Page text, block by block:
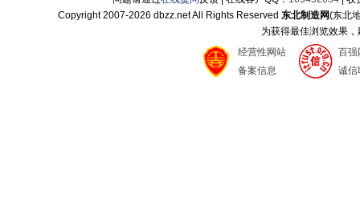
Copyright 2007-2026 dbzz.net All Rights Reserved东北制造网(东北
为获得最佳浏览效果
经营性网站
备案信息
百强
诚信